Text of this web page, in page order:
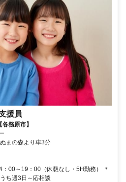
援員
務原市】
まの森より車3分
00～19：00（休憩なし・5H勤務） ＊
ち週3日～応相談